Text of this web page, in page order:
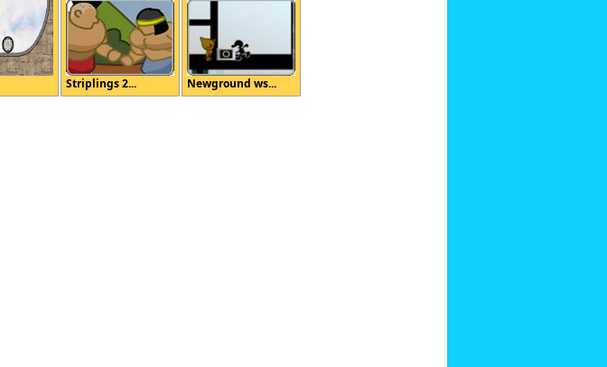
Striplings 2... Newground ws...